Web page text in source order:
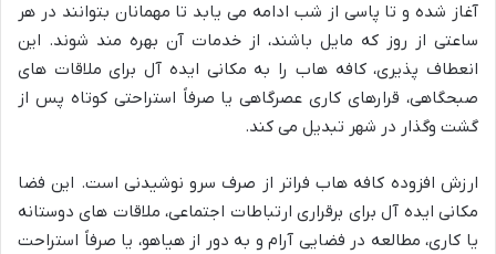
آغاز شده و تا پاسی از شب ادامه می یابد تا مهمانان بتوانند در هر
ساعتی از روز که مایل باشند، از خدمات آن بهره مند شوند. این
انعطاف پذیری، کافه هاب را به مکانی ایده آل برای ملاقات های
صبحگاهی، قرارهای کاری عصرگاهی یا صرفاً استراحتی کوتاه پس از
گشت وگذار در شهر تبدیل می کند.
ارزش افزوده کافه هاب فراتر از صرف سرو نوشیدنی است. این فضا
مکانی ایده آل برای برقراری ارتباطات اجتماعی، ملاقات های دوستانه
یا کاری، مطالعه در فضایی آرام و به دور از هیاهو، یا صرفاً استراحت